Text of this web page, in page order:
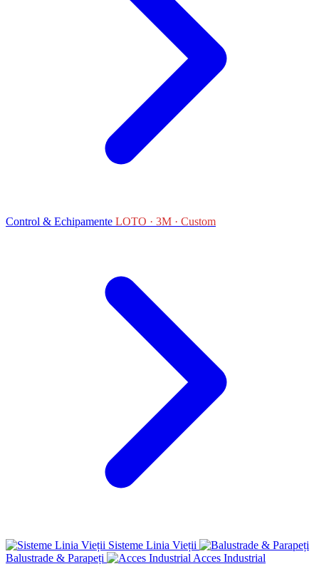
Control & Echipamente LOTO · 3M · Custom
Sisteme Linia Vieții
Balustrade & Parapeți
Acces Industrial